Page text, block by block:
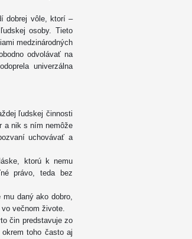
dobrej vôle, ktorí –
osoby. Tieto
medzinárodných
odvolávať na
univerzálna
ľudskej činnosti
a nik s ním nemôže
uchovávať a
ktorú k nemu
právo, teda bez
daný ako dobro,
večnom živote.
čin predstavuje zo
toho často aj